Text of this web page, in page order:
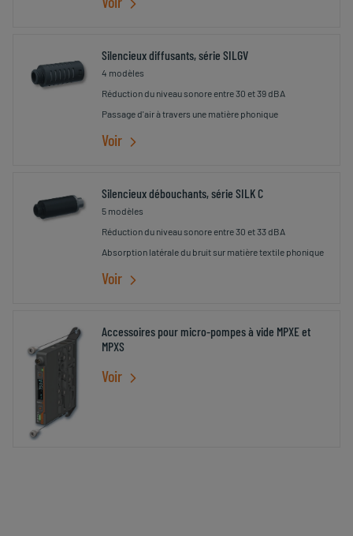
Silencieux diffusants, série SILGV
4 modèles
Réduction du niveau sonore entre 30 et 39 dBA
Passage d'air à travers une matière phonique
Voir
Silencieux débouchants, série SILK C
5 modèles
Réduction du niveau sonore entre 30 et 33 dBA
Absorption latérale du bruit sur matière textile phonique
Voir
Accessoires pour micro-pompes à vide MPXE et
MPXS
Voir